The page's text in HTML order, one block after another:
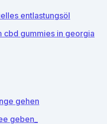
entlastungsöl
cbd gummies in georgia
gehen
geben_